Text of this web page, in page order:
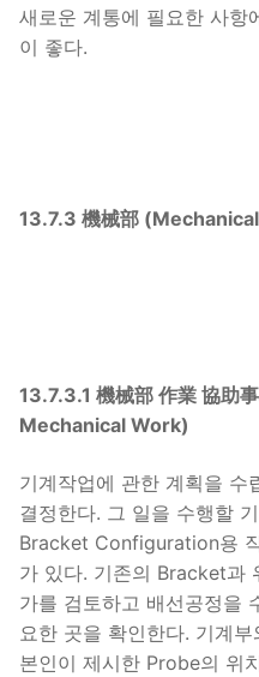
새로운 계통에 필요한 사항
이 좋다.
13.7.3 機械部
13.7.3.1 機械部 作業 協助
Mechanical Work)
기계작업에 관한 계획을 수
결정한다. 그 일을 수행할
Bracket Configuration용
가 있다. 기존의 Bracket과
가를 검토하고 배선공정을
요한 곳을 확인한다. 기계
본인이 제시한 Probe의 위